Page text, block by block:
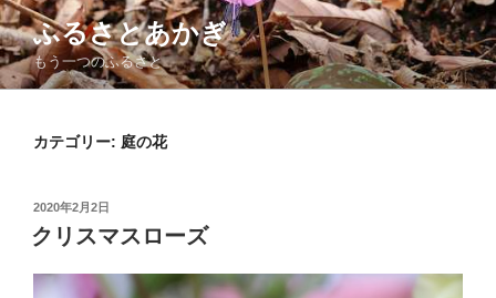
コ
ン
テ
ン
ふるさとあかぎ
もう一つのふるさと
カテゴリー: 庭の花
投
稿
日:
2020年2月2日
クリスマスローズ